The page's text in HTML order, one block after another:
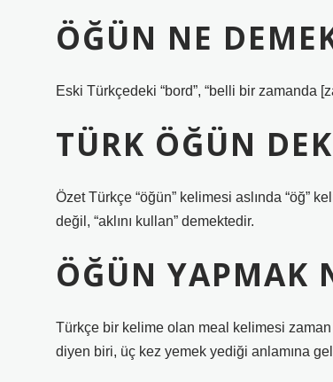
ÖĞÜN NE
Eski Türkçedeki “bord”, “belli bir zamanda
TÜRK ÖĞÜN
Özet Türkçe “öğün” kelimesi aslında “öğ”
değil, “aklını kullan” demektedir.
ÖĞÜN YAPMAK
Türkçe bir kelime olan meal kelimesi zaman
diyen biri, üç kez yemek yediği anlamına